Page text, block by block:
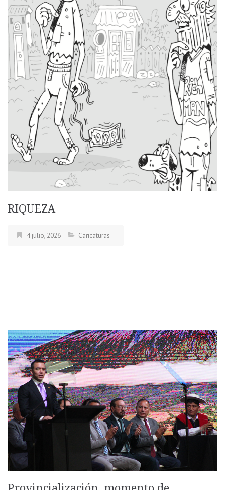
RIQUEZA
4 julio, 2026 Caricaturas